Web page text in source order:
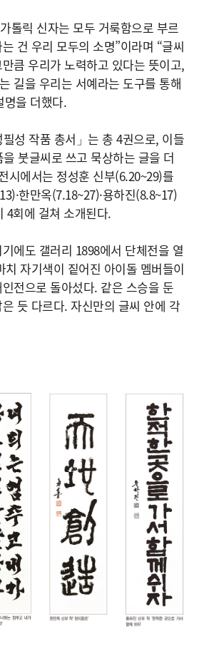
톨릭 신자는 모두 거룩함으로 부르
건 우리 모두의 소명”이라며 “글씨
큼 우리가 노력하고 있다는 뜻이고,
길을 우리는 서예라는 도구를 통해
명을 더했다.
필성 작품 총서」는 총 4권으로, 이들
붓글씨로 쓰고 묵상하는 글을 더
시에서는 정성훈 신부(6.20~29)를
한만옥(7.18~27)·용하진(8.8~17)
4회에 걸쳐 소개된다.
에도 갤러리 1898에서 단체전을 열
치 자기색이 짙어진 아이돌 멤버들이
전으로 돌아섰다. 같은 스승을 둔
듯 다르다. 자신만의 글씨 안에 각